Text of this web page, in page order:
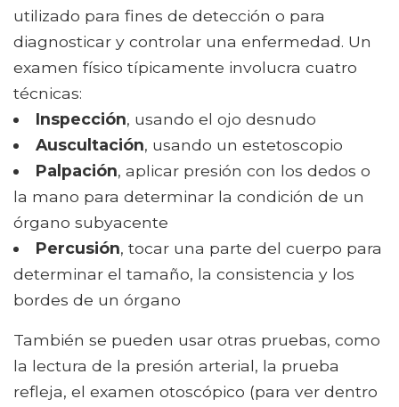
utilizado para fines de detección o para
diagnosticar y controlar una enfermedad. Un
examen físico típicamente involucra cuatro
técnicas:
Inspección, usando el ojo desnudo
Auscultación, usando un estetoscopio
Palpación, aplicar presión con los dedos o
la mano para determinar la condición de un
órgano subyacente
Percusión, tocar una parte del cuerpo para
determinar el tamaño, la consistencia y los
bordes de un órgano
También se pueden usar otras pruebas, como
la lectura de la presión arterial, la prueba
refleja, el examen otoscópico (para ver dentro